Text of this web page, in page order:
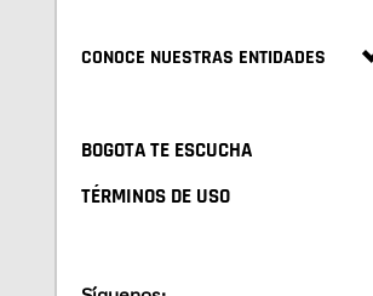
CONOCE NUESTRAS ENTIDADES
BOGOTA TE ESCUCHA
TÉRMINOS DE USO